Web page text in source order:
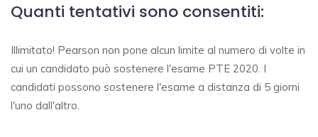
Quanti tentativi sono consentiti:
Illimitato! Pearson non pone alcun limite al numero di volte in
cui un candidato può sostenere l'esame PTE 2020. I
candidati possono sostenere l'esame a distanza di 5 giorni
l'uno dall'altro.